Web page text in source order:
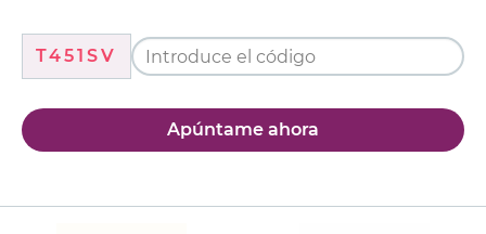
T451SV
Apúntame ahora